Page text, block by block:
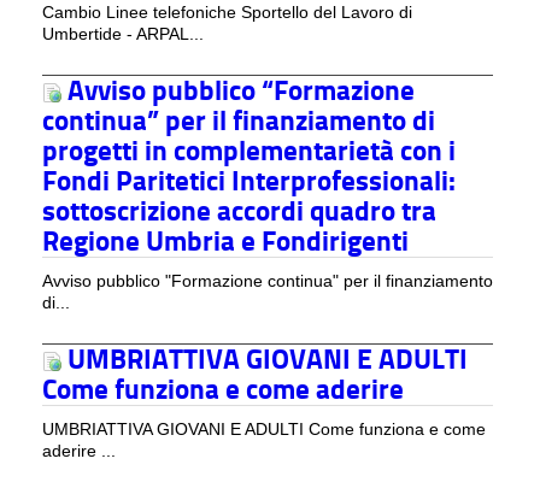
Cambio Linee telefoniche Sportello del Lavoro di
Umbertide - ARPAL...
Avviso pubblico “Formazione
continua” per il finanziamento di
progetti in complementarietà con i
Fondi Paritetici Interprofessionali:
sottoscrizione accordi quadro tra
Regione Umbria e Fondirigenti
Avviso pubblico "Formazione continua" per il finanziamento
di...
UMBRIATTIVA GIOVANI E ADULTI
Come funziona e come aderire
UMBRIATTIVA GIOVANI E ADULTI Come funziona e come
aderire ...